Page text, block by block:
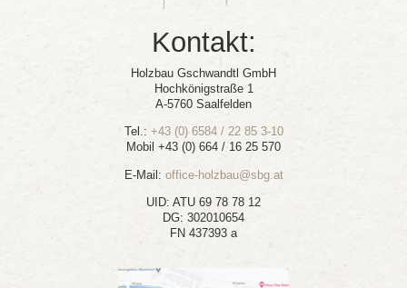
Kontakt:
Holzbau Gschwandtl GmbH
Hochkönigstraße 1
A-5760 Saalfelden
Tel.: +43 (0) 6584 / 22 85 3-10
Mobil +43 (0) 664 / 16 25 570
E-Mail: office-holzbau@sbg.at
UID: ATU 69 78 78 12
DG: 302010654
FN 437393 a